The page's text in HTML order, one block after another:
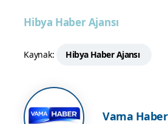
Hibya Haber Ajansı
Kaynak: Hibya Haber Ajansı
Vama Haber